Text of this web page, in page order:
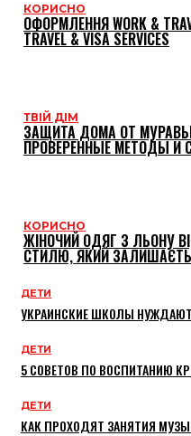
КОРИСНО
ОФОРМЛЕННЯ WORK &
TRAVEL & VISA SERVICES
ТВІЙ ДІМ
ЗАЩИТА ДОМА ОТ
ПРОВЕРЕННЫЕ МЕТОДЫ И
КОРИСНО
ЖІНОЧИЙ ОДЯГ З ЛЬОНУ
СТИЛЮ, ЯКИЙ
ДЕТИ
УКРАИНСКИЕ ШКОЛЫ
ДЕТИ
5 СОВЕТОВ ПО ВОСПИТАНИЮ
ДЕТИ
КАК ПРОХОДЯТ ЗАНЯТИЯ